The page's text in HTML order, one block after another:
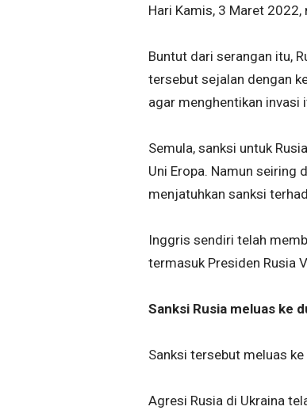
Hari Kamis, 3 Maret
Buntut dari serangan itu,
tersebut sejalan dengan
agar menghentikan invasi
Semula, sanksi untuk
Uni Eropa. Namun seiring
menjatuhkan sanksi
Inggris sendiri telah
termasuk Presiden Rusia
Sanksi Rusia meluas ke
Sanksi tersebut meluas
Agresi Rusia di Ukraina